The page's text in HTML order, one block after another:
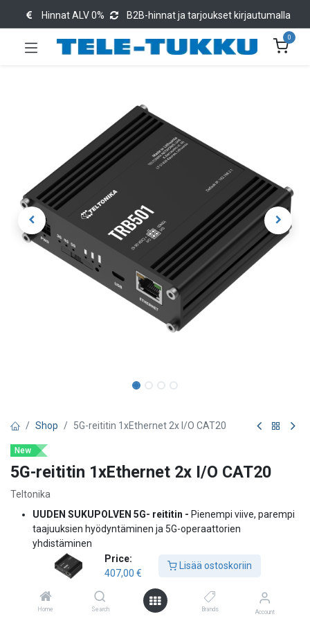
Price:
407,00 €
Lisää ostoskoriin
Home Search Brands Account
Hinnat ALV 0% B2B-hinnat ja tarjoukset kirjautumalla
0
Shop 5G-reititin 1xEthernet 2x I/O CAT20
New
5G-reititin 1xEthernet 2x I/O CAT20
Teltonika
UUDEN SUKUPOLVEN 5G- reititin - Pienempi viive, parempi
taajuuksien hyödyntäminen ja 5G-operaattorien
yhdistäminen
NOPEA ETHERNET -Erittäin korkeat langalliset
tiedonsiirtonopeudet jopa 2,5 Gbps
5G pienissä tiloissa ilman
suorituskyvyn heikentymistä
VALMIS IIoT-PROTOKOLILLE -
Modbus, DNP3 ja DLMS